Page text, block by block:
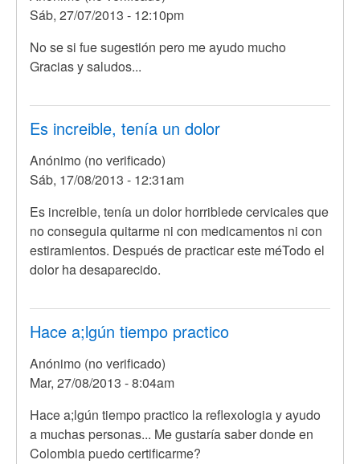
Sáb, 27/07/2013 - 12:10pm
No se si fue sugestión pero me ayudo mucho
Gracias y saludos...
Es increible, tenía un dolor
Anónimo (no verificado)
Sáb, 17/08/2013 - 12:31am
Es increible, tenía un dolor horriblede cervicales que
no conseguia quitarme ni con medicamentos ni con
estiramientos. Después de practicar este méTodo el
dolor ha desaparecido.
Hace a;lgún tiempo practico
Anónimo (no verificado)
Mar, 27/08/2013 - 8:04am
Hace a;lgún tiempo practico la reflexologia y ayudo
a muchas personas... Me gustaría saber donde en
Colombia puedo certificarme?